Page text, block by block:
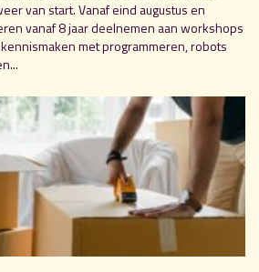
van start. Vanaf eind augustus en
vanaf 8 jaar deelnemen aan workshops
met programmeren, robots